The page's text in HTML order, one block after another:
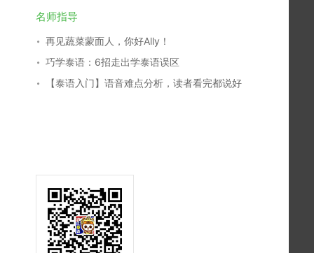
名师指导
再见蔬菜蒙面人，你好Ally！
巧学泰语：6招走出学泰语误区
【泰语入门】语音难点分析，读者看完都说好